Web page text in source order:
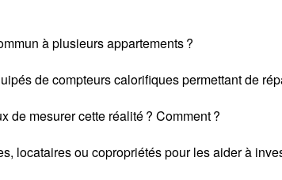
à plusieurs appartements ?
de compteurs calorifiques permettant de
de mesurer cette réalité ? Comment ?
locataires ou copropriétés pour les aider à